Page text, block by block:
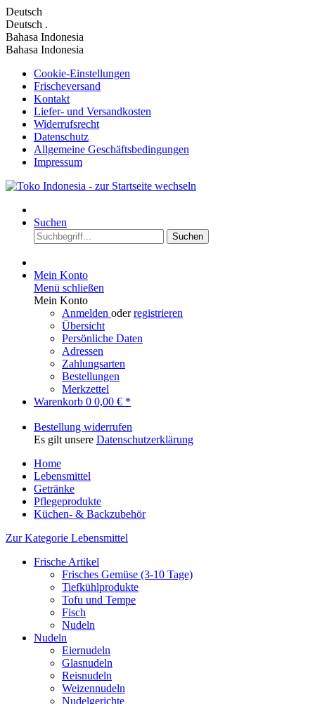
Deutsch
Deutsch .
Bahasa Indonesia
Bahasa Indonesia
Cookie-Einstellungen
Frischeversand
Kontakt
Liefer- und Versandkosten
Widerrufsrecht
Datenschutz
Allgemeine Geschäftsbedingungen
Impressum
Suchen
Suchen
Mein Konto
Menü schließen
Mein Konto
Anmelden oderregistrieren
Übersicht
Persönliche Daten
Adressen
Zahlungsarten
Bestellungen
Merkzettel
Warenkorb 0 0,00 € *
Bestellung widerrufen
Es gilt unsere Datenschutzerklärung
Home
Lebensmittel
Getränke
Pflegeprodukte
Küchen- & Backzubehör
Zur Kategorie Lebensmittel
Frische Artikel
Frisches Gemüse (3-10 Tage)
Tiefkühlprodukte
Tofu und Tempe
Fisch
Nudeln
Nudeln
Eiernudeln
Glasnudeln
Reisnudeln
Weizennudeln
Nudelgerichte